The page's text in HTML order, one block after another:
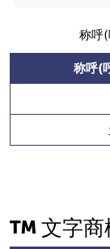
称呼
称呼(
文字商